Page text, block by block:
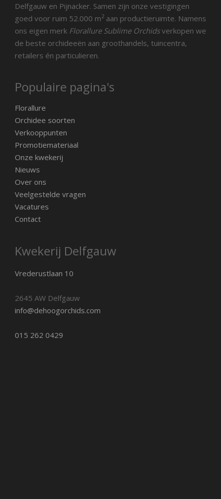
Delfgauw en Pijnacker. Samen zijn onze vestigingen
goed voor ruim 52.000 m 2 aan productieruimte. Namens
ons eigen merk Florallure Sublime Orchidsverkopen we
de beste orchideeën aan groothandels, tuincentra,
retailers én particulieren.
Populaire pagina's
Florallure
Orchidee soorten
Verkooppunten
Promotiemateriaal
Onze kwekerij
Nieuws
Over ons
Veelgestelde vragen
Vacatures
Contact
Kwekerij Delfgauw
Vrederustlaan 10
2645 AW Delfgauw
info@dehoogorchids.com
015 262 0429